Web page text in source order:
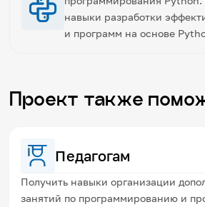
навыки разработки
и программ на основе
Проект также
Педагогам
Получить навыки организации
занятий по программированию и